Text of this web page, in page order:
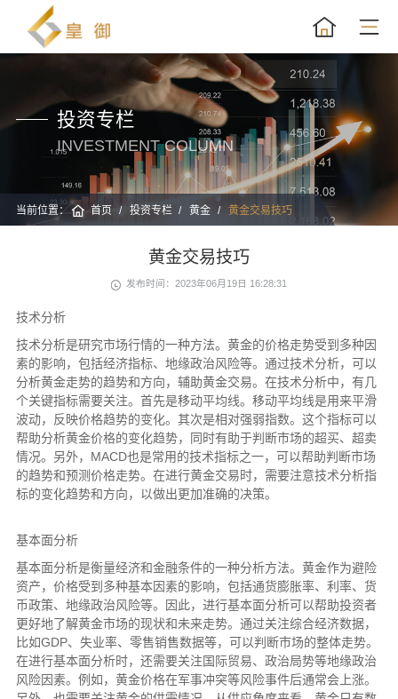
投资专栏
INVESTMENT COLUMN
当前位置： 首页 投资专栏 黄金 黄金交易技巧
黄金交易技巧
发布时间：2023年06月19日 16:28:31
技术分析
技术分析是研究市场行情的一种方法。黄金的价格走势受到多种因
素的影响，包括经济指标、地缘政治风险等。通过技术分析，可以
分析黄金走势的趋势和方向，辅助黄金交易。在技术分析中，有几
个关键指标需要关注。首先是移动平均线。移动平均线是用来平滑
波动，反映价格趋势的变化。其次是相对强弱指数。这个指标可以
帮助分析黄金价格的变化趋势，同时有助于判断市场的超买、超卖
情况。另外，MACD也是常用的技术指标之一，可以帮助判断市场
的趋势和预测价格走势。在进行黄金交易时，需要注意技术分析指
标的变化趋势和方向，以做出更加准确的决策。
基本面分析
基本面分析是衡量经济和金融条件的一种分析方法。黄金作为避险
资产，价格受到多种基本因素的影响，包括通货膨胀率、利率、货
币政策、地缘政治风险等。因此，进行基本面分析可以帮助投资者
更好地了解黄金市场的现状和未来走势。通过关注综合经济数据，
比如GDP、失业率、零售销售数据等，可以判断市场的整体走势。
在进行基本面分析时，还需要关注国际贸易、政治局势等地缘政治
风险因素。例如，黄金价格在军事冲突等风险事件后通常会上涨。